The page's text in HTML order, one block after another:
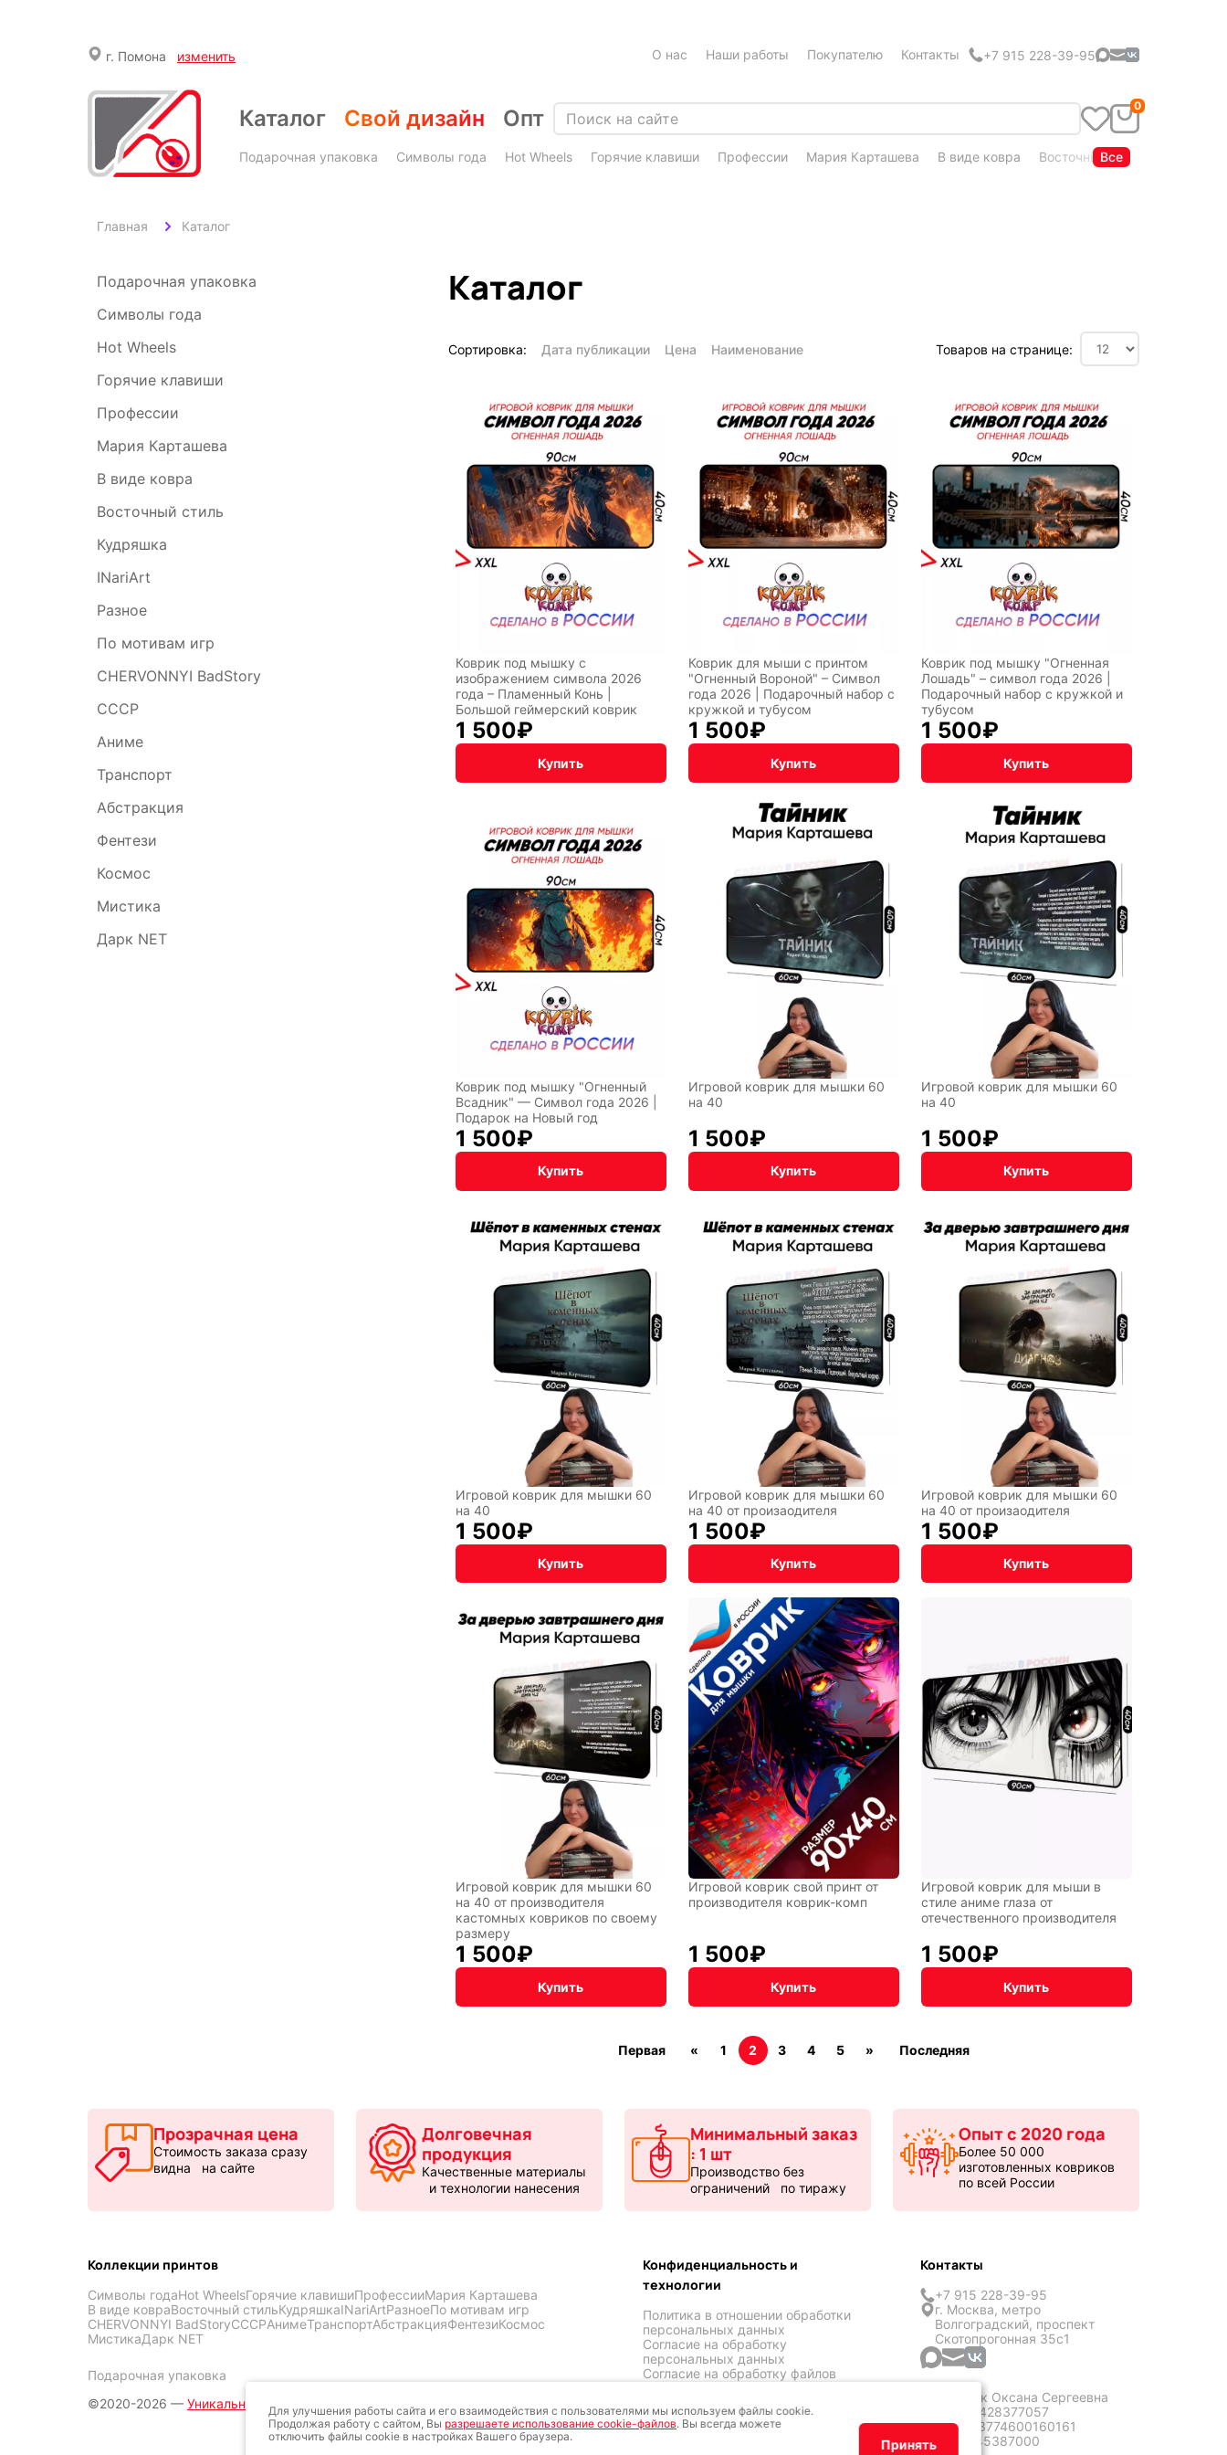
г. Помона изменить О нас Наши работы Покупателю Контакты +7 915 228-39-95
Каталог Свой дизайн Опт 0
Подарочная упаковка Символы года Hot Wheels Горячие клавиши Профессии Мария Карташева В виде ковра Восточный стиль
Все
Главная Каталог
Подарочная упаковка
Символы года
Hot Wheels
Горячие клавиши
Профессии
Мария Карташева
В виде ковра
Восточный стиль
Кудряшка
INariArt
Разное
По мотивам игр
CHERVONNYI BadStory
СССР
Аниме
Транспорт
Абстракция
Фентези
Космос
Мистика
Дарк NET
Каталог
Сортировка: Дата публикации Цена Наименование Товаров на странице:
Коврик под мышку с
изображением символа 2026
года – Пламенный Конь |
Большой геймерский коврик
1 500₽
Купить
Коврик для мыши с принтом
"Огненный Вороной" – Символ
года 2026 | Подарочный набор с
кружкой и тубусом
1 500₽
Купить
Коврик под мышку "Огненная
Лошадь" – символ года 2026 |
Подарочный набор с кружкой и
тубусом
1 500₽
Купить
Коврик под мышку "Огненный
Всадник" — Символ года 2026 |
Подарок на Новый год
1 500₽
Купить
Игровой коврик для мышки 60
на 40
1 500₽
Купить
Игровой коврик для мышки 60
на 40
1 500₽
Купить
Игровой коврик для мышки 60
на 40
1 500₽
Купить
Игровой коврик для мышки 60
на 40 от произаодителя
1 500₽
Купить
Игровой коврик для мышки 60
на 40 от произаодителя
1 500₽
Купить
Игровой коврик для мышки 60
на 40 от производителя
кастомных ковриков по своему
размеру
1 500₽
Купить
Игровой коврик свой принт от
производителя коврик-комп
1 500₽
Купить
Игровой коврик для мыши в
стиле аниме глаза от
отечественного производителя
1 500₽
Купить
Первая « 1 2 3 4 5 » Последняя
Прозрачная цена
Стоимость заказа сразу
видна на сайте
Долговечная
продукция
Качественные материалы
и технологии нанесения
Минимальный заказ
: 1 шт
Производство без
ограничений по тиражу
Опыт с 2020 года
Более 50 000
изготовленных ковриков
по всей России
Коллекции принтов
Символы годаHot WheelsГорячие клавишиПрофессииМария Карташева
В виде ковраВосточный стильКудряшкаINariArtРазноеПо мотивам игр
CHERVONNYI BadStoryСССРАнимеТранспортАбстракцияФентезиКосмос
МистикаДарк NET
Подарочная упаковка
Конфиденциальность и
технологии
Политика в отношении обработки
персональных данных
Согласие на обработку
персональных данных
Согласие на обработку файлов
©2020-2026 — Уникальные коврики для мыши — KOVRIK-KOMP
Контакты
+7 915 228-39-95
г. Москва, метро
Волгоградский, проспект
Скотопрогонная 35с1
ИП Кличук Оксана Сергеевна
ИНН: 773428377057
ОГРН: 323774600160161
ОКТМО: 45387000
Hot
Wheels
Горячие
клавиши
Мария
В виде
ковра
INariArt
По
игр
CHERVONNYI
Аниме Транспорт
Фентези Космос
Дарк
NET
Подарочная упаковка
Текущий:Помона
Для улучшения работы сайта и его взаимодействия с пользователями мы используем файлы cookie.
Продолжая работу с сайтом, Вы разрешаете использование cookie-файлов. Вы всегда можете
отключить файлы cookie в настройках Вашего браузера.
Принять